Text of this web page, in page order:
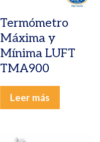
Termómetro
Máxima y
Mínima LUFT
TMA900
Leer más